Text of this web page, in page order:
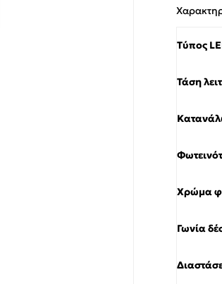
Τύπος
Τάση
Χρώμα
Γωνία